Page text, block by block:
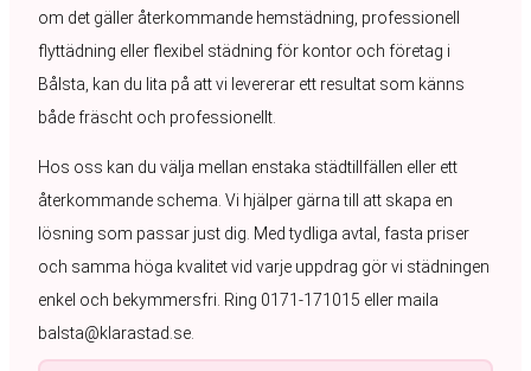
om det gäller återkommande hemstädning, professionell
flyttädning eller flexibel städning för kontor och företag i
Bålsta, kan du lita på att vi levererar ett resultat som känns
både fräscht och professionellt.
Hos oss kan du välja mellan enstaka städtillfällen eller ett
återkommande schema. Vi hjälper gärna till att skapa en
lösning som passar just dig. Med tydliga avtal, fasta priser
och samma höga kvalitet vid varje uppdrag gör vi städningen
enkel och bekymmersfri. Ring 0171-171015 eller maila
balsta@klarastad.se.